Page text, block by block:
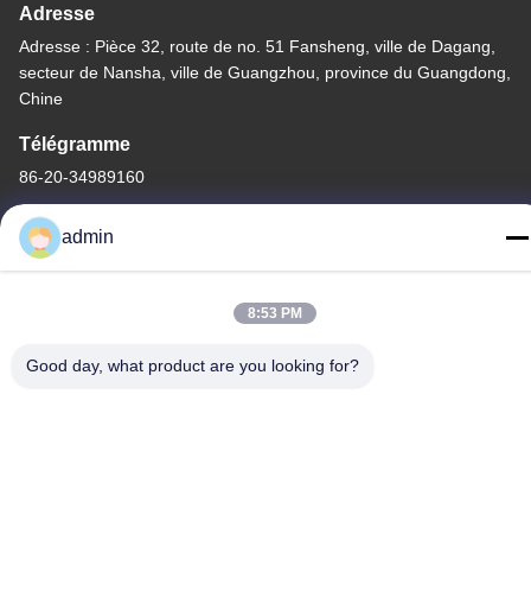
Adresse
Adresse : Pièce 32, route de no. 51 Fansheng, ville de Dagang,
secteur de Nansha, ville de Guangzhou, province du Guangdong,
Chine
Télégramme
86-20-34989160
Politique de confidentialité|
Chine Bonne qualité Glissière de parc aquatique Le fournisseur.
admin
8:53 PM
Good day, what product are you looking for?